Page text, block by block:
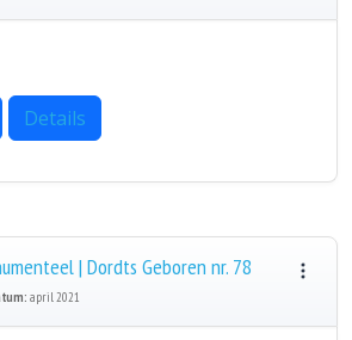
Details
| Dordts Geboren nr. 78
april 2021